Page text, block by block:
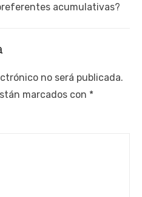
acumulativas?
no será publicada.
marcados con *